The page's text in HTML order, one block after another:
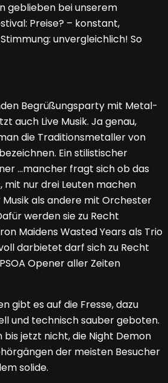
geblieben bei unserem
Preise? – konstant,
unvergleichlich! So
Begrüßungsparty mit Metal-
auch Live Musik. Ja genau,
die Traditionsmetaller von
Ein stilistischer
…mancher fragt sich ob das
mit nur drei Leuten machen
Musik als andere mit Orchester
werden sie zu Recht
Maidens Wasted Years als Trio
darbietet darf sich zu Recht
Opener aller Zeiten
gibt es auf die Fresse, dazu
und technisch sauber geboten.
bis jetzt nicht, die Night Demon
der meisten Besucher
solide.